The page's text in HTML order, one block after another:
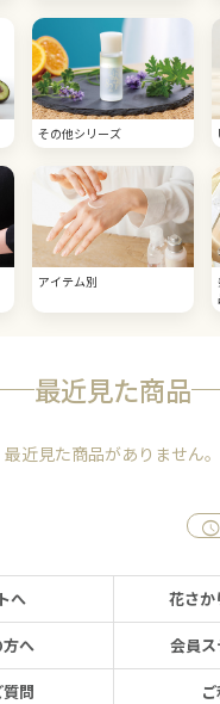
その他シリーズ
アイテム別
最近見た商品
最近見た商品がありません。
へ
へ
問
花さか
会員